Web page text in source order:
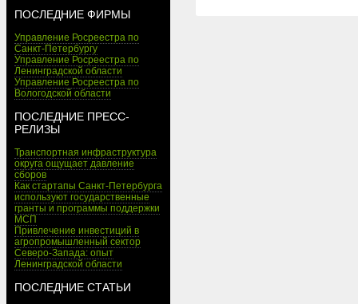
ПОСЛЕДНИЕ ФИРМЫ
Управление Росреестра по
Санкт-Петербургу
Управление Росреестра по
Ленинградской области
Управление Росреестра по
Вологодской области
ПОСЛЕДНИЕ ПРЕСС-
РЕЛИЗЫ
Транспортная инфраструктура
округа ощущает давление
сборов
Как стартапы Санкт-Петербурга
используют государственные
гранты и программы поддержки
МСП
Привлечение инвестиций в
агропромышленный сектор
Северо-Запада: опыт
Ленинградской области
ПОСЛЕДНИЕ СТАТЬИ